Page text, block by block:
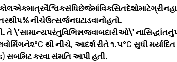
નીચેઉત્સર્જનઘટાડવાનોહતો.
\'સામાન્યપરંતુવિભિન્નજવાબદારીઓ\'
°C થી નીચે, આદર્શ રીતે ૧.૫°C સુધી
સબમિટ કરવા સંમતિ આપી હતી.